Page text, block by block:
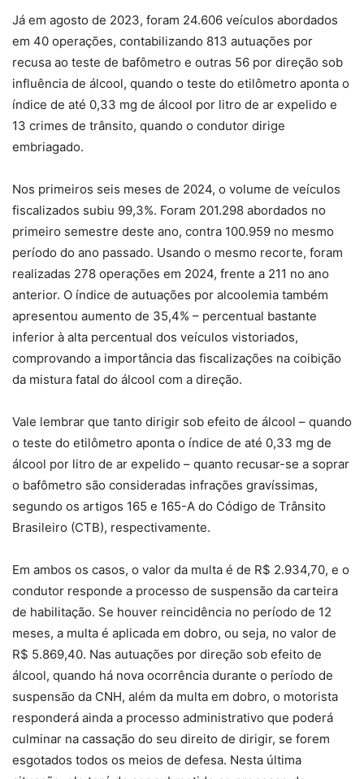
Já em agosto de 2023, foram 24.606 veículos abordados
em 40 operações, contabilizando 813 autuações por
recusa ao teste de bafômetro e outras 56 por direção sob
influência de álcool, quando o teste do etilômetro aponta o
índice de até 0,33 mg de álcool por litro de ar expelido e
13 crimes de trânsito, quando o condutor dirige
embriagado.
Nos primeiros seis meses de 2024, o volume de veículos
fiscalizados subiu 99,3%. Foram 201.298 abordados no
primeiro semestre deste ano, contra 100.959 no mesmo
período do ano passado. Usando o mesmo recorte, foram
realizadas 278 operações em 2024, frente a 211 no ano
anterior. O índice de autuações por alcoolemia também
apresentou aumento de 35,4% – percentual bastante
inferior à alta percentual dos veículos vistoriados,
comprovando a importância das fiscalizações na coibição
da mistura fatal do álcool com a direção.
Vale lembrar que tanto dirigir sob efeito de álcool – quando
o teste do etilômetro aponta o índice de até 0,33 mg de
álcool por litro de ar expelido – quanto recusar-se a soprar
o bafômetro são consideradas infrações gravíssimas,
segundo os artigos 165 e 165-A do Código de Trânsito
Brasileiro (CTB), respectivamente.
Em ambos os casos, o valor da multa é de R$ 2.934,70, e o
condutor responde a processo de suspensão da carteira
de habilitação. Se houver reincidência no período de 12
meses, a multa é aplicada em dobro, ou seja, no valor de
R$ 5.869,40. Nas autuações por direção sob efeito de
álcool, quando há nova ocorrência durante o período de
suspensão da CNH, além da multa em dobro, o motorista
responderá ainda a processo administrativo que poderá
culminar na cassação do seu direito de dirigir, se forem
esgotados todos os meios de defesa. Nesta última